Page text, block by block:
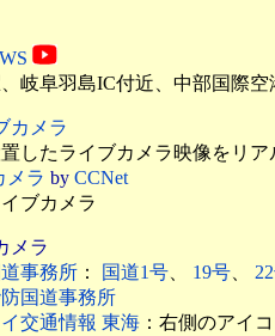
岐阜羽島IC付近、中部国際空
カメラ
したライブカメラ映像をリ
メラ by CCNet
ブカメラ
メラ
事務所 ： 国道1号、 19号、
国道事務所
交通情報 東海 ：右側のアイ